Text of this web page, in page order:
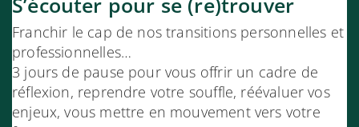
Franchir le cap de nos transitions personnelles et
professionnelles…
3 jours de pause pour vous offrir un cadre de
réflexion, reprendre votre souffle, réévaluer vos
enjeux, vous mettre en mouvement vers votre